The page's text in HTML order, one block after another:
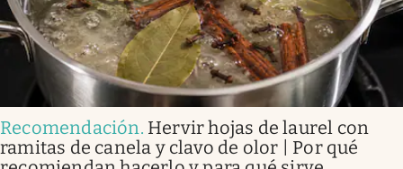
Recomendación. Hervir hojas de laurel con
ramitas de canela y clavo de olor | Por qué